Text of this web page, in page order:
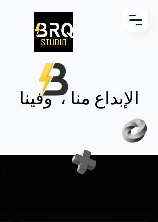
الإبداع منا ،وفينا